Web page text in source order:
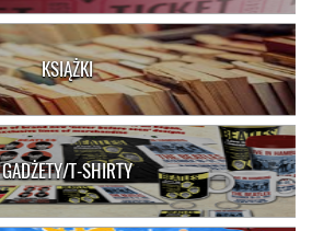
KSIĄŻKI
GADŻETY/T-SHIRTY